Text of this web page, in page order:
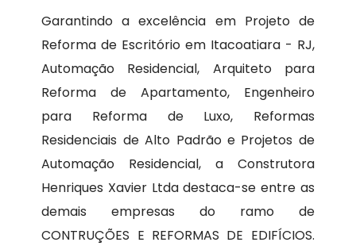
Garantindo a excelência em Projeto de
Reforma de Escritório em Itacoatiara - RJ,
Automação Residencial, Arquiteto para
Reforma de Apartamento, Engenheiro
para Reforma de Luxo, Reformas
Residenciais de Alto Padrão e Projetos de
Automação Residencial, a Construtora
Henriques Xavier Ltda destaca-se entre as
demais empresas do ramo de
CONTRUÇÕES E REFORMAS DE EDIFÍCIOS.